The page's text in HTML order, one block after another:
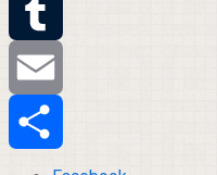
Twitter
Tumblr
Email